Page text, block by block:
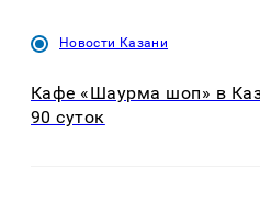
Новости Казани
Кафе «Шаурма шоп» в
90 суток